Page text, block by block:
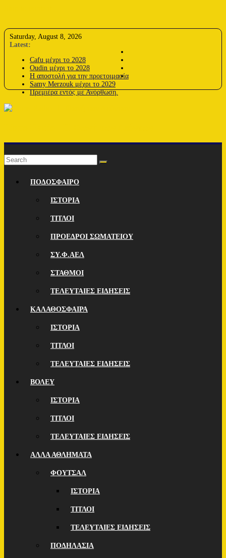
Saturday, August 8, 2026
Latest:
Cafu μέχρι το 2028
Oudin μέχρι το 2028
Η αποστολή για την προετοιμασία
Samy Merzouk μέχρι το 2029
Πρεμιέρα εντός με Ανόρθωση.
ΠΟΔΟΣΦΑΙΡΟ
ΙΣΤΟΡΙΑ
ΤΙΤΛΟΙ
ΠΡΟΕΔΡΟΙ ΣΩΜΑΤΕΙΟΥ
ΣΥ.Φ.ΑΕΛ
ΣΤΑΘΜΟΙ
ΤΕΛΕΥΤΑΙΕΣ ΕΙΔΗΣΕΙΣ
ΚΑΛΑΘΟΣΦΑΙΡΑ
ΙΣΤΟΡΙΑ
ΤΙΤΛΟΙ
ΤΕΛΕΥΤΑΙΕΣ ΕΙΔΗΣΕΙΣ
ΒΟΛΕΥ
ΙΣΤΟΡΙΑ
ΤΙΤΛΟΙ
ΤΕΛΕΥΤΑΙΕΣ ΕΙΔΗΣΕΙΣ
ΑΛΛΑ ΑΘΛΗΜΑΤΑ
ΦΟΥΤΣΑΛ
ΙΣΤΟΡΙΑ
ΤΙΤΛΟΙ
ΤΕΛΕΥΤΑΙΕΣ ΕΙΔΗΣΕΙΣ
ΠΟΔΗΛΑΣΙΑ